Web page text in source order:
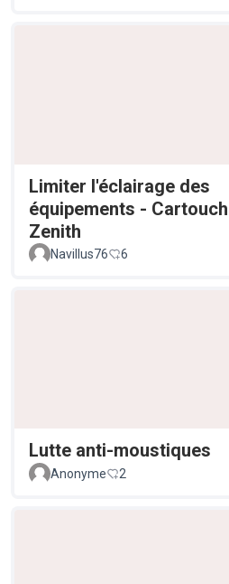
Limiter l'éclairage des
équipements -
Zenith
Navillus76 6
Lutte anti-moustiques
Anonyme
2